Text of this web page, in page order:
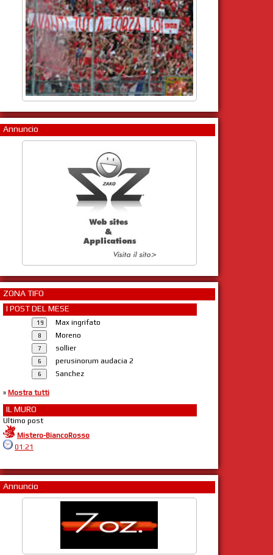
Annuncio
ZONA TIFO
I POST DEL MESE
Max ingrifato
Moreno
sollier
perusinorum audacia 2
Sanchez
» Mostra tutti
IL MURO
Ultimo post
Mistero-BiancoRosso
01:21
Annuncio